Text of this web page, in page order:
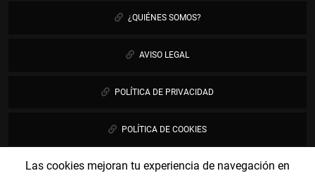
Las cookies mejoran tu experiencia de navegación en
¿QUIÉNES SOMOS?
AVISO LEGAL
POLÍTICA DE PRIVACIDAD
POLÍTICA DE COOKIES
PUBLICIDAD